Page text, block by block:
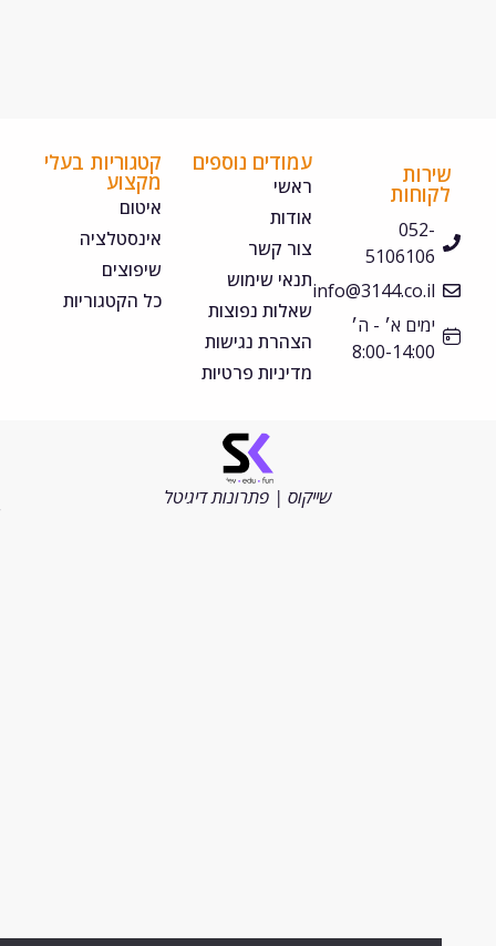
052-
5106106
info@3144.co.il
ימים א׳ - ה׳
8:00-14:00
עמודים נוספים
צור קשר
תנאי שימוש
שאלות נפוצות
הצהרת נגישות
מדיניות פרטיות
קטגוריות בעלי
אינסטלציה
שיפוצים
כל הקטגוריות
שייקוס | פתרונות דיגיטל
שמורות